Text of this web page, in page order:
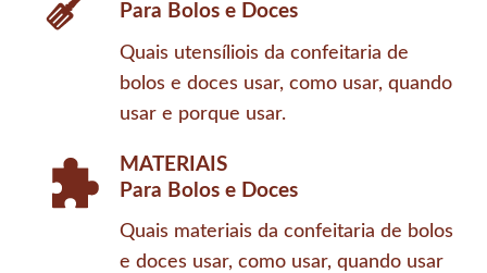
Para Bolos e Doces
Quais utensíliois da confeitaria de
bolos e doces usar, como usar, quando
usar e porque usar.
MATERIAIS
Para Bolos e Doces
Quais materiais da confeitaria de bolos
e doces usar, como usar, quando usar